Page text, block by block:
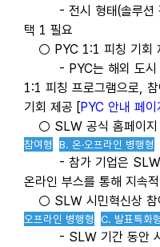
- 전시 형태(솔루션
택 1 필요
○ PYC 1:1 피칭 기회
- PYC는 해외 도시
1:1 피칭 프로그램으로,
기회 제공 [PYC 안내 페이
○ SLW 공식 홈페이지
참여형
B. 온·오프라인 병행형
- 참가 기업은 SLW
온라인 부스를 통해 지속
○ SLW 시민혁신상 참
오프라인 병행형
C. 발표특화형
- SLW 기간 동안 시